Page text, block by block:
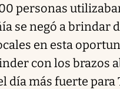
personas
se negó a brindar
en esta
con los brazos
día más fuerte